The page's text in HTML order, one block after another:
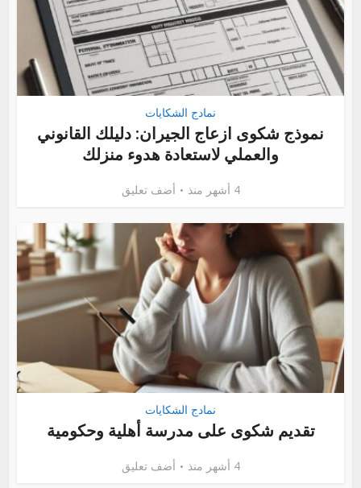
نمادج الشكايات
نموذج شكوى ازعاج الجيران: دليلك القانوني
والعملي لاستعادة هدوء منزلك
4 أشهر منذ أضف تعليق
نمادج الشكايات
تقديم شكوى على مدرسة أهلية وحكومية
4 أشهر منذ أضف تعليق